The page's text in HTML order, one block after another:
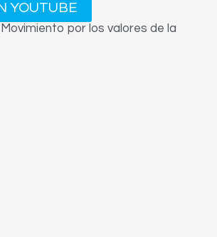
YOUTUBE
por los valores de la